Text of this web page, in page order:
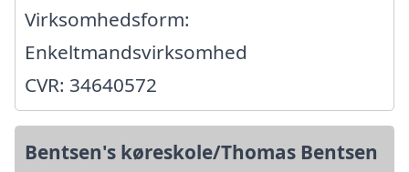
Virksomhedsform:
Enkeltmandsvirksomhed
CVR: 34640572
Bentsen's køreskole/Thomas Bentsen